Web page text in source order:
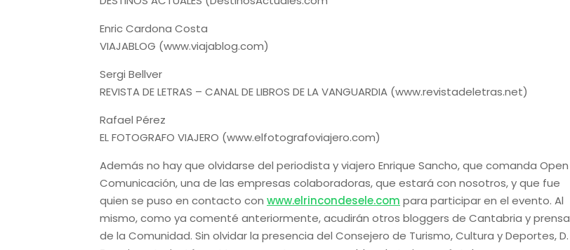
Enric Cardona Costa
VIAJABLOG (www.viajablog.com)
Sergi Bellver
REVISTA DE LETRAS – CANAL DE LIBROS DE LA VANGUARDIA (www.revistadeletras.net)
Rafael Pérez
EL FOTOGRAFO VIAJERO (www.elfotografoviajero.com)
Además no hay que olvidarse del periodista y viajero Enrique Sancho, que comanda Open
Comunicación, una de las empresas colaboradoras, que estará con nosotros, y que fue
quien se puso en contacto con www.elrincondesele.com para participar en el evento. Al
mismo, como ya comenté anteriormente, acudirán otros bloggers de Cantabria y prensa
de la Comunidad. Sin olvidar la presencia del Consejero de Turismo, Cultura y Deportes, D.